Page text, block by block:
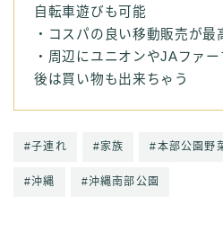
自転車遊びも可能
・コスパの良い移動販売が最
・周辺にユニオンやJAファ
後は買い物も出来ちゃう
#子連れ #家族 #本部公園野
#沖縄 #沖縄南部公園